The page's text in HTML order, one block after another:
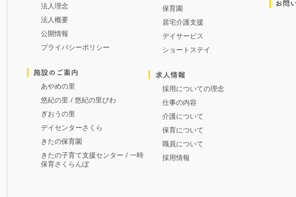
法人理念
法人概要
公開情報
プライバシーポリシー
あやめの里
悠紀の里 / 悠紀の里びわ
ぎおうの里
デイセンターさくら
きたの保育園
きたの子育て支援センター / 一時
保育さくらんぼ
保育園
居宅介護支援
デイサービス
ショートステイ
採用についての理念
仕事の内容
介護について
保育について
職員について
採用情報